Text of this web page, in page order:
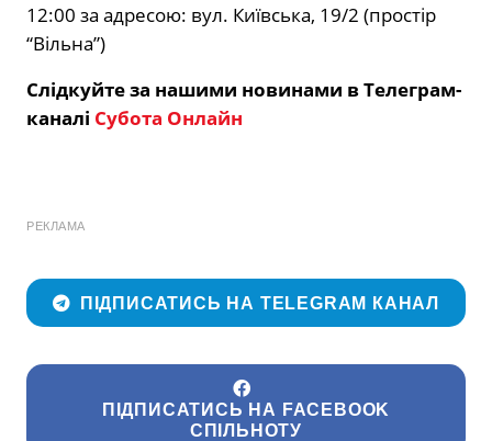
12:00 за адресою: вул. Київська, 19/2 (простір
“Вільна”)
Слідкуйте за нашими новинами в Телеграм-
каналі Субота Онлайн
РЕКЛАМА
ПІДПИСАТИСЬ НА TELEGRAM КАНАЛ
ПІДПИСАТИСЬ НА FACEBOOK
СПІЛЬНОТУ